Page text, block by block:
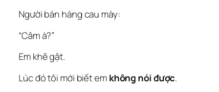
Người bán hàng cau mày:
“Câm à?”
Em khẽ gật.
Lúc đó tôi mới biết emkhông nói được.